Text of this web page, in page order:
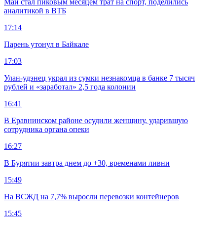
аналитикой в ВТБ
17:14
Парень утонул в Байкале
17:03
Улан-удэнец украл из сумки незнакомца в банке 7 тысяч
рублей и «заработал» 2,5 года колонии
16:41
В Еравнинском районе осудили женщину, ударившую
сотрудника органа опеки
16:27
В Бурятии завтра днем до +30, временами ливни
15:49
На ВСЖД на 7,7% выросли перевозки контейнеров
15:45